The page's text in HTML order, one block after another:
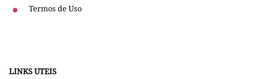
Termos de Uso
LINKS UTEIS